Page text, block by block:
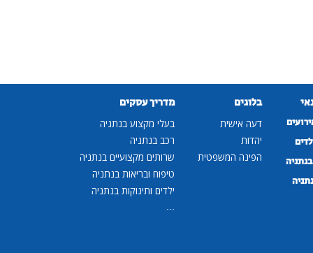
בלוגים
דעה אישית
יהדות
הפינה המשפטית
מדריך עסקים
בעלי מקצוע בנתניה
רכב בנתניה
שרותים מקצועיים בנתניה
טיפוח ובריאות בנתניה
ילדים ותינוקות בנתניה